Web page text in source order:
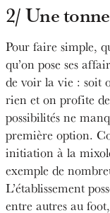
2/ Une
Pour faire simple,
qu’on pose ses
de voir la vie : soit
rien et on profite
possibilités ne
première option.
initiation à la
exemple de
L’établissement
entre autres au